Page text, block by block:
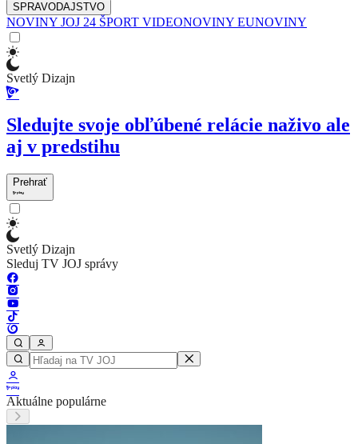
SPRAVODAJSTVO
NOVINY JOJ 24 ŠPORT VIDEONOVINY EUNOVINY
Svetlý Dizajn
Sledujte svoje obľúbené relácie naživo ale
aj v predstihu
Prehrať
Svetlý Dizajn
Sleduj TV JOJ správy
Aktuálne populárne